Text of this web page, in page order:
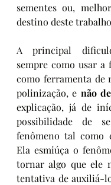
sementes ou,
destino deste
A principal
sempre como usar a
como ferramenta de
polinização, e não
explicação, já de
possibilidade de
fenômeno tal como
Ela esmiúça o
tornar algo que ele
tentativa de auxiliá-